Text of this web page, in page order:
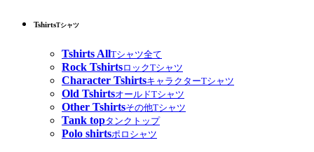
TshirtsTシャツ
Tshirts AllTシャツ全て
Rock TshirtsロックTシャツ
Character TshirtsキャラクターTシャツ
Old TshirtsオールドTシャツ
Other Tshirtsその他Tシャツ
Tank topタンクトップ
Polo shirtsポロシャツ